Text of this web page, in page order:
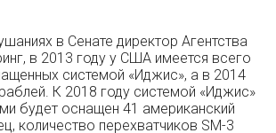
в Сенате директор Агентства
в 2013 году у США имеется всего
системой «Иджис», а в 2014
К 2018 году системой «Иджис»
будет оснащен 41 американский
количество перехватчиков SM-3